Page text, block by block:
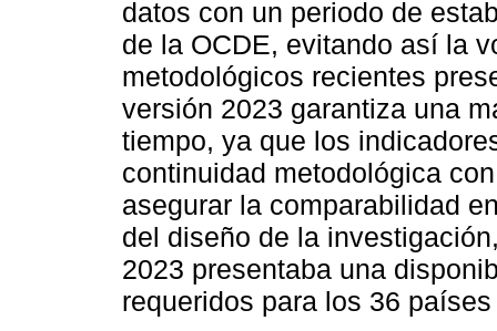
datos con un periodo de
de la OCDE, evitando así la
metodológicos recientes
versión 2023 garantiza una
tiempo, ya que los
continuidad metodológica
asegurar la comparabilidad
del diseño de la
2023 presentaba una
requeridos para los 36